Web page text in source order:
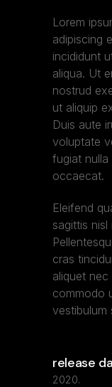
Lorem
adipiscing
incididunt
aliqua. Ut
nostrud
ut aliquip
Duis aute
voluptate
fugiat nulla
occaecat.
Eleifend
sagittis
cras
aliquet nec
commodo
vestibulum
release
2020.